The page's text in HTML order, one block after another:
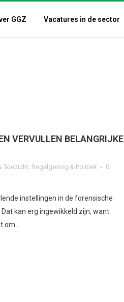
GGZ Vacatures in de sector
VERVULLEN BELANGRIJKE
Toezicht, Regelgeving & Politiek
0
instellingen in de forensische
kan erg ingewikkeld zijn, want